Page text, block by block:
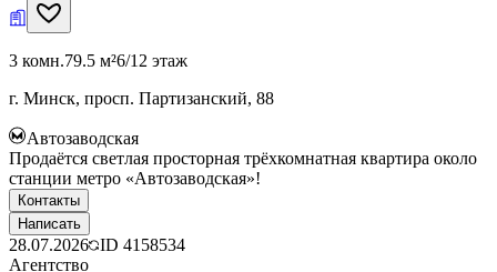
3 комн.79.5 м²6/12 этаж
г. Минск, просп. Партизанский, 88
Автозаводская
Продаётся светлая просторная трёхкомнатная квартира около
станции метро «Автозаводская»!
Контакты
Написать
28.07.2026 ID 4158534
Агентство